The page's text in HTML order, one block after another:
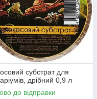
субстрат для
дрібний 0,9 л
до відправки